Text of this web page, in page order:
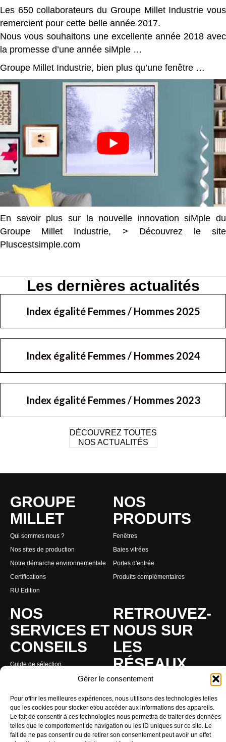
Gérer le consentement
Pour offrir les meilleures expériences, nous utilisons des technologies telles
que les cookies pour stocker et/ou accéder aux informations des appareils.
Le fait de consentir à ces technologies nous permettra de traiter des données
telles que le comportement de navigation ou les ID uniques sur ce site. Le
fait de ne pas consentir ou de retirer son consentement peut avoir un effet
Les 650 collaborateurs du Groupe Millet Industrie vous
remercient pour cette belle année 2017.
Nous vous souhaitons une excellente année 2018 avec
la promesse d’une année siMple …
Groupe Millet Industrie, bien plus qu’une fenêtre …
En savoir plus sur la nouvelle innovation siMple du
Groupe Millet Industrie, > Découvrez le site
Pluscestsimple.com
Les dernières actualités
Index égalité Femmes / Hommes 2025
Index égalité Femmes / Hommes 2024
Index égalité Femmes / Hommes 2023
DÉCOUVREZ TOUTES
NOS ACTUALITÉS
GROUPE
MILLET
Qui sommes nous ?
Nos sites de production
Notre démarche environnementale
Certifications
RU Edition
NOS
PRODUITS
Fenêtres
Baies vitrées
Portes d'entrée
Produits complémentaires
NOS
SERVICES ET
CONSEILS
Guide de sélection
Dépose totale
Lexique
Nos actus
RETROUVEZ-
NOUS SUR
LES
RÉSEAUX
Facebook
Instagram
Linkedin
Youtube